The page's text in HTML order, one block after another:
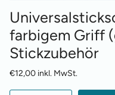
farbigem Griff
Stickzubehör
€12,00 inkl. MwSt.